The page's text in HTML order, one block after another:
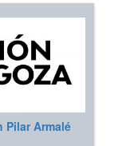
Pilar Armalé